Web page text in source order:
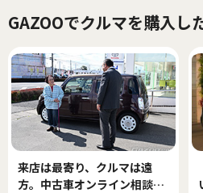
GAZOOでクルマを購入し
来店は最寄り、クルマは遠
方。中古車オンライン相談で